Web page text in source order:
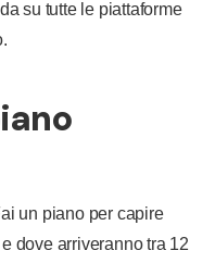
su tutte le piattaforme
un piano per capire
dove arriveranno tra 12